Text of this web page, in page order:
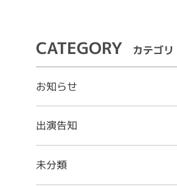
CATEGORY カテゴリ
お知らせ
出演告知
未分類